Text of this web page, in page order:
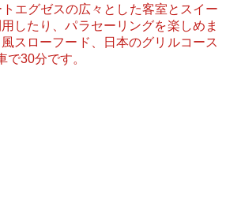
エグゼスの広々とした客室とスイー
したり、パラセーリングを楽しめま
スローフード、日本のグリルコース
30分です。